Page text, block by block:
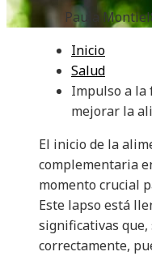
Paula Montiel
Inicio
Salud
Impulso a la
mejorar la
El inicio de la
complementaria
momento crucial
Este lapso está
significativas
correctamente,